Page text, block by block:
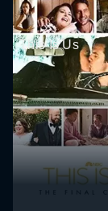
This Is Us